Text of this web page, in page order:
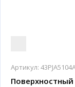
Артикул:
Поверхностный